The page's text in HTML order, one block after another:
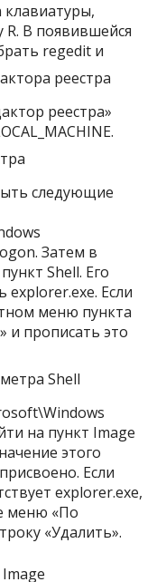
R. В появившейся
regedit и
реестра»
следующие
Затем в
Shell. Его
explorer.exe. Если
меню пункта
и прописать это
на пункт Image
этого
Если
explorer.exe,
меню «По
«Удалить».